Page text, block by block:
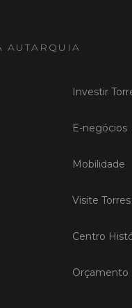
AUTARQUIA
Investir
E-negócios
Mobilidade
Visite
Centro
Orçamento